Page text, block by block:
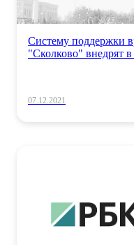
Систему поддержки
"Сколково" внедрят
07.12.2021